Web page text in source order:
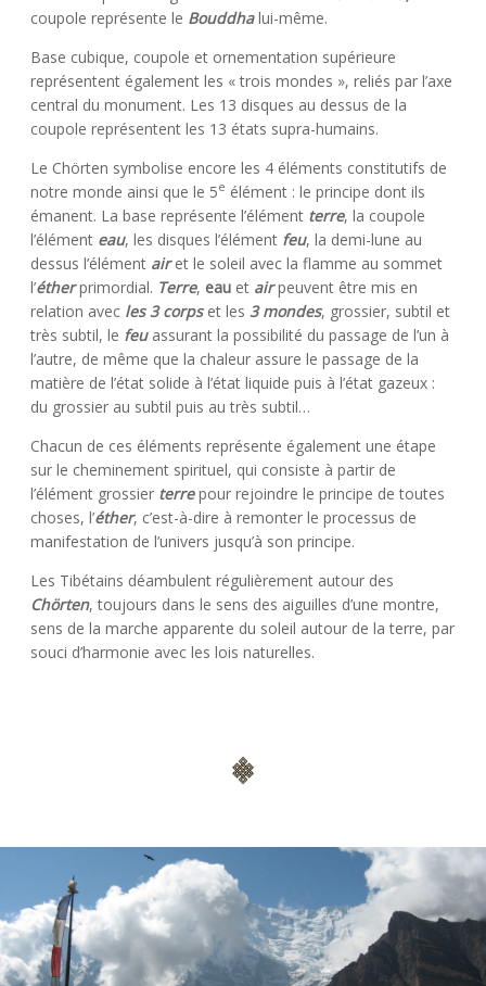
coupole représente le Bouddhalui-même.
Base cubique, coupole et ornementation supérieure
représentent également les « trois mondes », reliés par l’axe
central du monument. Les 13 disques au dessus de la
coupole représentent les 13 états supra-humains.
Le Chörten symbolise encore les 4 éléments constitutifs de
notre monde ainsi que le 5e élément : le principe dont ils
émanent. La base représente l’élément terre, la coupole
l’élément eau, les disques l’élément feu, la demi-lune au
dessus l’élément airet le soleil avec la flamme au sommet
l’étherprimordial. Terre, eau et airpeuvent être mis en
relation avec les 3 corpset les 3 mondes, grossier, subtil et
très subtil, le feu assurant la possibilité du passage de l’un à
l’autre, de même que la chaleur assure le passage de la
matière de l’état solide à l’état liquide puis à l’état gazeux :
du grossier au subtil puis au très subtil…
Chacun de ces éléments représente également une étape
sur le cheminement spirituel, qui consiste à partir de
l’élément grossier terrepour rejoindre le principe de toutes
choses, l’éther, c’est-à-dire à remonter le processus de
manifestation de l’univers jusqu’à son principe.
Les Tibétains déambulent régulièrement autour des
Chörten, toujours dans le sens des aiguilles d’une montre,
sens de la marche apparente du soleil autour de la terre, par
souci d’harmonie avec les lois naturelles.